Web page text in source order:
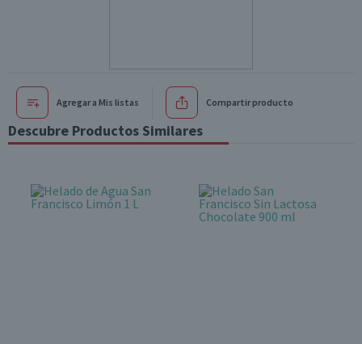
Agregar a Mis listas Compartir producto
Descubre Productos Similares